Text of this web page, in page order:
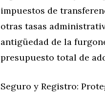
impuestos de
otras tasas
antigüedad de la
presupuesto total de
Seguro y Registro: